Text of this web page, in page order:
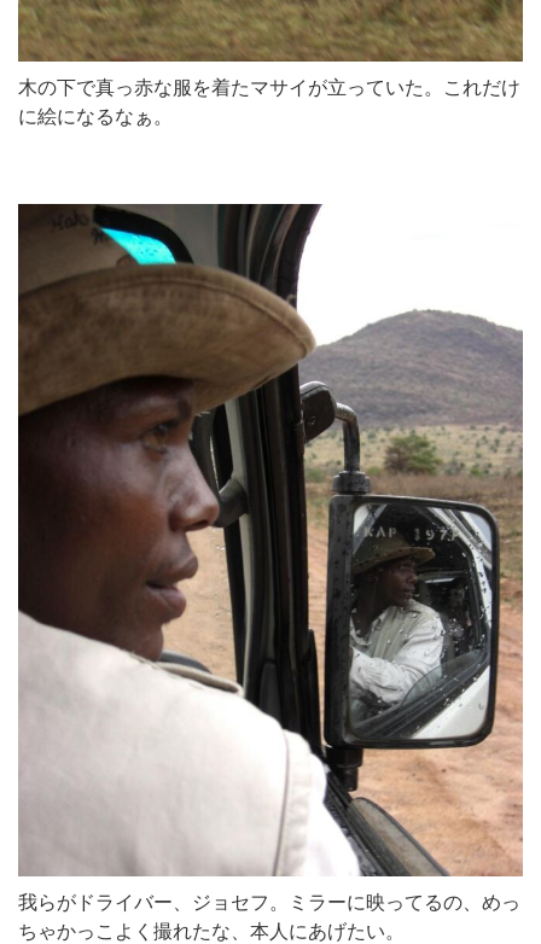
木の下で真っ赤な服を着たマサイが立っていた。これだけ
に絵になるなぁ。
我らがドライバー、ジョセフ。ミラーに映ってるの、めっ
ちゃかっこよく撮れたな、本人にあげたい。